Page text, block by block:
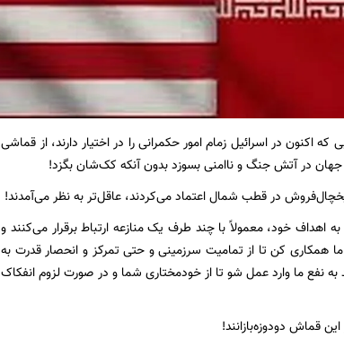
اکنون در اسرائیل زمام امور حکمرانی را در اختیار دارند، از قماشی
در آتش جنگ و ناامنی بسوزد بدون آنکه کک‌شان بگزد!
در قطب شمال اعتماد می‌کردند، عاقل‌تر به نظر می‌آمدند!
خود، معمولاً با چند طرف‌ یک منازعه ارتباط برقرار می‌کنند و
همکاری کن تا از تمامیت سرزمینی و حتی تمرکز و انحصار قدرت به
ما وارد عمل شو تا از خودمختاری شما و در صورت لزوم انفکاک
قماش دودوزه‌بازانند!